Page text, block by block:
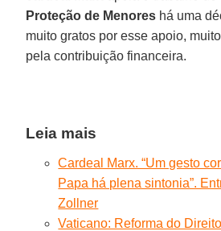
Proteção de Menores há uma
muito gratos por esse apoio,
pela contribuição financeira.
Leia mais
Cardeal Marx. “Um gesto
Papa há plena sintonia”.
Zollner
Vaticano: Reforma do